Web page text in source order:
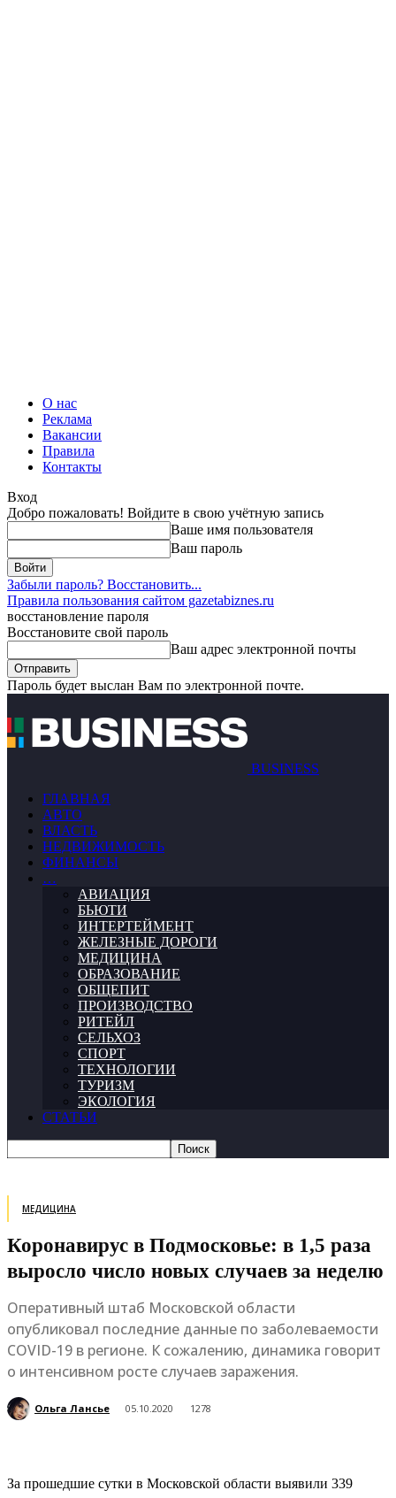
О нас
Реклама
Вакансии
Правила
Контакты
Вход
Добро пожаловать! Войдите в свою учётную запись
Ваше имя пользователя
Ваш пароль
Забыли пароль? Восстановить...
Правила пользования сайтом gazetabiznes.ru
восстановление пароля
Восстановите свой пароль
Ваш адрес электронной почты
Пароль будет выслан Вам по электронной почте.
BUSINESS
ГЛАВНАЯ
АВТО
ВЛАСТЬ
НЕДВИЖИМОСТЬ
ФИНАНСЫ
…
АВИАЦИЯ
БЬЮТИ
ИНТЕРТЕЙМЕНТ
ЖЕЛЕЗНЫЕ ДОРОГИ
МЕДИЦИНА
ОБРАЗОВАНИЕ
ОБЩЕПИТ
ПРОИЗВОДСТВО
РИТЕЙЛ
СЕЛЬХОЗ
СПОРТ
ТЕХНОЛОГИИ
ТУРИЗМ
ЭКОЛОГИЯ
СТАТЬИ
МЕДИЦИНА
Коронавирус в Подмосковье: в 1,5 раза
выросло число новых случаев за неделю
Оперативный штаб Московской области
опубликовал последние данные по заболеваемости
COVID-19 в регионе. К сожалению, динамика говорит
о интенсивном росте случаев заражения.
Ольга Лансье 05.10.2020 1278
За прошедшие сутки в Московской области выявили 339